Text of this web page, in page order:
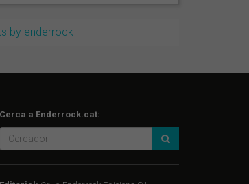
by enderrock
Cerca a Enderrock.cat: